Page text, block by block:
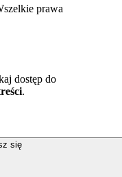
prawa
dostęp do
.
się